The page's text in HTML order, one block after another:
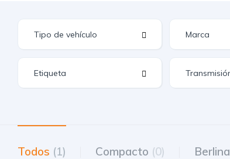
Todos (1) Compacto (0) Berlina